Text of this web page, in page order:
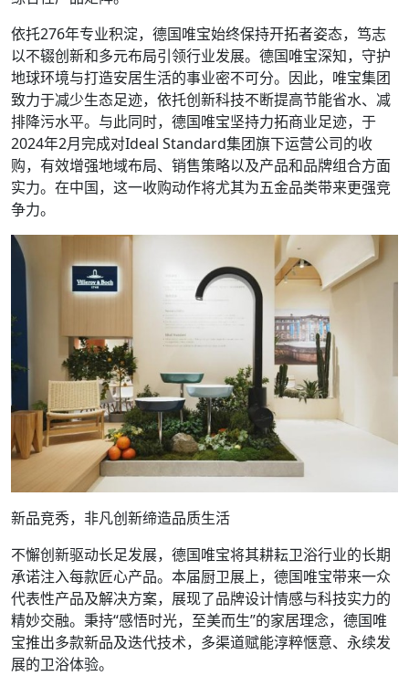
依托276年专业积淀，德国唯宝始终保持开拓者姿态，笃志
以不辍创新和多元布局引领行业发展。德国唯宝深知，守护
地球环境与打造安居生活的事业密不可分。因此，唯宝集团
致力于减少生态足迹，依托创新科技不断提高节能省水、减
排降污水平。与此同时，德国唯宝坚持力拓商业足迹，于
2024年2月完成对Ideal Standard集团旗下运营公司的收
购，有效增强地域布局、销售策略以及产品和品牌组合方面
实力。在中国，这一收购动作将尤其为五金品类带来更强竞
争力。
新品竞秀，非凡创新缔造品质生活
不懈创新驱动长足发展，德国唯宝将其耕耘卫浴行业的长期
承诺注入每款匠心产品。本届厨卫展上，德国唯宝带来一众
代表性产品及解决方案，展现了品牌设计情感与科技实力的
精妙交融。秉持“感悟时光，至美而生”的家居理念，德国唯
宝推出多款新品及迭代技术，多渠道赋能淳粹惬意、永续发
展的卫浴体验。